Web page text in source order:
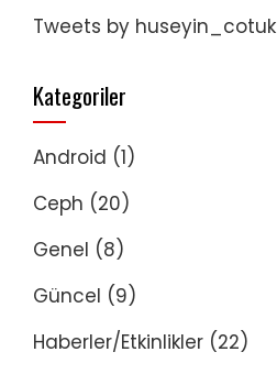
Tweets by huseyin_cotuk
Kategoriler
Android (1)
Ceph (20)
Genel (8)
Güncel (9)
Haberler/Etkinlikler (22)